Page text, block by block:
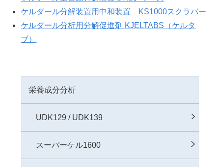
ケルダール分解装置⽤中和装置 KS1000スクラバー
ケルダール分析⽤分解促進剤 KJELTABS（ケルタ
ブ）
栄養成分分析
UDK129 / UDK139
スーパーケル1600